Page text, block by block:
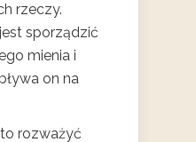
rzeczy.
sporządzić
mienia i
on na
rozważyć